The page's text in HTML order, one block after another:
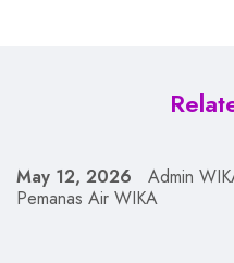
May 12, 2026
Admin
Pemanas Air WIKA